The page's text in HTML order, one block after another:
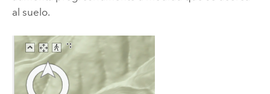
al suelo.